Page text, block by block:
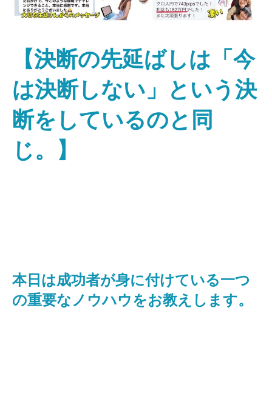
【決断の先延ばしは「今
は決断しない」という決
断をしているのと同
じ。】
本日は成功者が身に付けている一つ
の重要なノウハウをお教えします。